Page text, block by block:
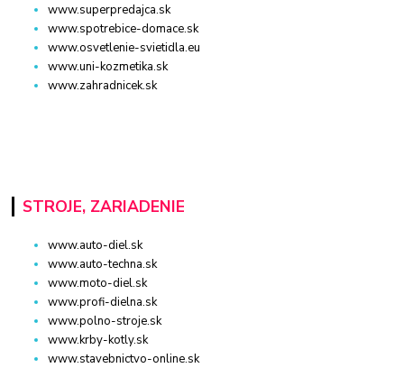
www.superpredajca.sk
www.spotrebice-domace.sk
www.osvetlenie-svietidla.eu
www.uni-kozmetika.sk
www.zahradnicek.sk
STROJE, ZARIADENIE
www.auto-diel.sk
www.auto-techna.sk
www.moto-diel.sk
www.profi-dielna.sk
www.polno-stroje.sk
www.krby-kotly.sk
www.stavebnictvo-online.sk